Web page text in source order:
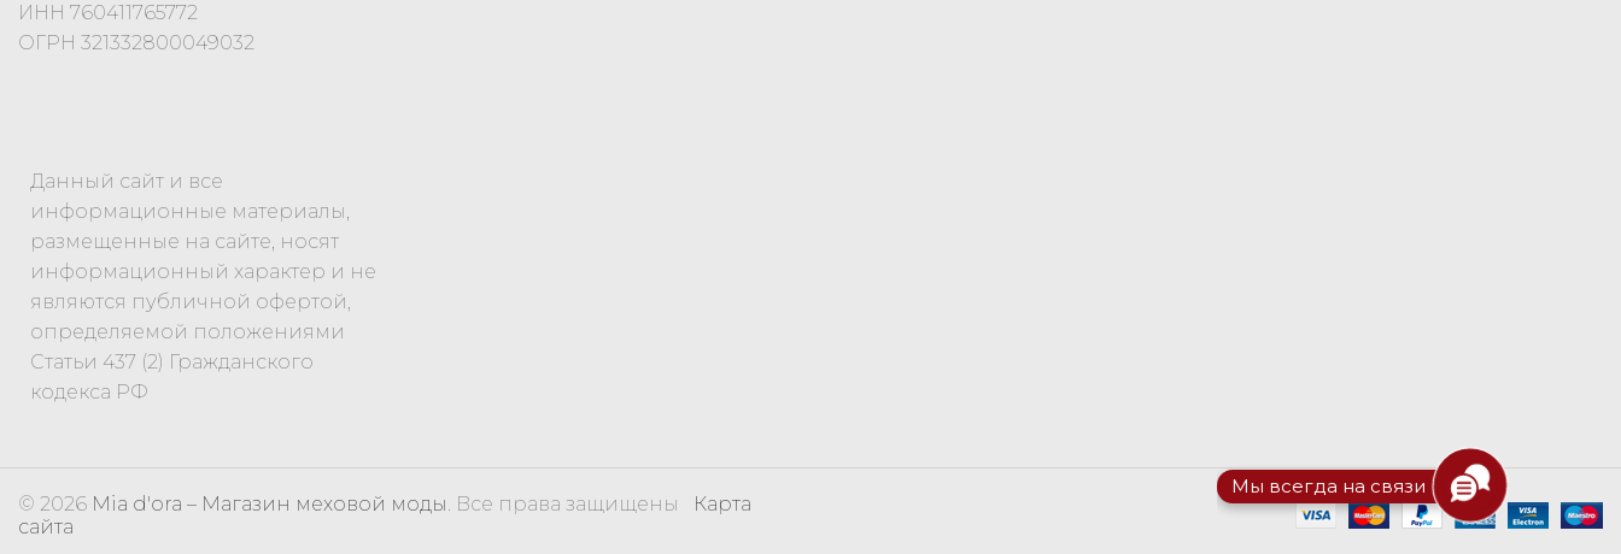
ИНН 760411765772
ОГРН 321332800049032
Данный сайт и все
информационные материалы,
размещенные на сайте, носят
информационный характер и не
являются публичной офертой,
определяемой положениями
Статьи 437 (2) Гражданского
кодекса РФ
© 2026 Mia d'ora – Магазин меховой моды. Все права защищены
Карта
сайта
Мы всегда на связи